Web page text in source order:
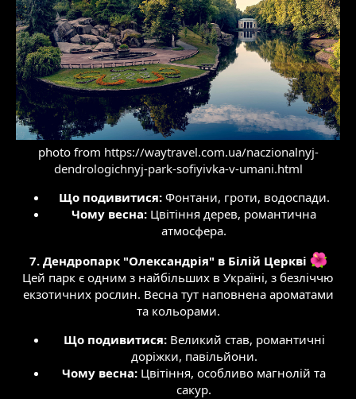
photo from https://waytravel.com.ua/naczionalnyj-
dendrologichnyj-park-sofiyivka-v-umani.html
Що подивитися:Фонтани, гроти, водоспади.​
Чому весна: Цвітіння дерев, романтична
атмосфера.​
7. Дендропарк "Олександрія" в Білій Церкві
Цей парк є одним з найбільших в Україні, з безліччю
екзотичних рослин. Весна тут наповнена ароматами
та кольорами.​
Що подивитися:Великий став, романтичні
доріжки, павільйони.​
Чому весна: Цвітіння, особливо магнолій та
сакур.​